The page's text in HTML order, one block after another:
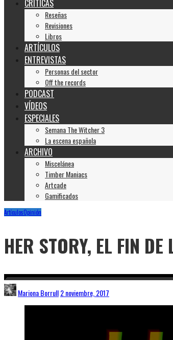
CRÍTICAS
Reseñas
Revisiones
Libros
ARTÍCULOS
ENTREVISTAS
Personas del sector
Off the records
PODCAST
VÍDEOS
ESPECIALES
Semana The Witcher 3
La escena española
ARCHIVO
Miscelánea
Timber Maniacs
Artcade
Gamificados
ArtículosOpinión
HER STORY, EL FIN DE
Mariona Borrull2 noviembre, 2017